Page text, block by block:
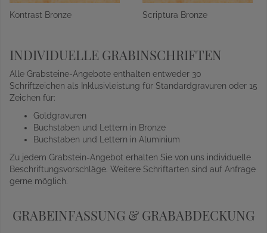
Kontrast Bronze Scriptura Bronze
INDIVIDUELLE GRABINSCHRIFTEN
Alle Grabsteine-Angebote enthalten entweder 30
Schriftzeichen als Inklusivleistung für Standardgravuren oder 15
Zeichen für:
Goldgravuren
Buchstaben und Lettern in Bronze
Buchstaben und Lettern in Aluminium
Zu jedem Grabstein-Angebot erhalten Sie von uns individuelle
Beschriftungsvorschläge. Weitere Schriftarten sind auf Anfrage
gerne möglich.
GRABEINFASSUNG & GRABABDECKUNG